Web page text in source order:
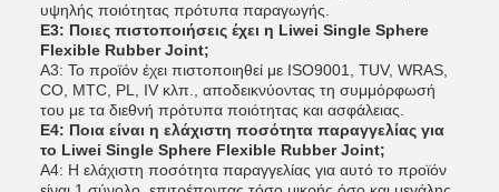
υψηλής ποιότητας πρότυπα παραγωγής.
Ε3: Ποιες πιστοποιήσεις έχει η Liwei Single Sphere
Flexible Rubber Joint;
Α3: Το προϊόν έχει πιστοποιηθεί με ISO9001, TUV, WRAS,
CO, MTC, PL, IV κλπ., αποδεικνύοντας τη συμμόρφωσή
του με τα διεθνή πρότυπα ποιότητας και ασφάλειας.
Ε4: Ποια είναι η ελάχιστη ποσότητα παραγγελίας για
το Liwei Single Sphere Flexible Rubber Joint;
Α4: Η ελάχιστη ποσότητα παραγγελίας για αυτό το προϊόν